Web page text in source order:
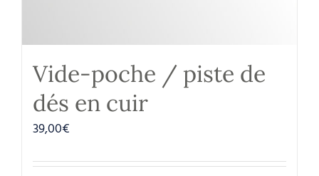
Vide-poche / piste de
dés en cuir
39,00€